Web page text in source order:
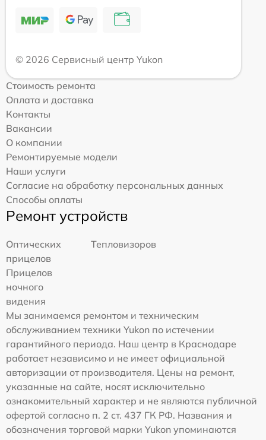
© 2026 Сервисный центр Yukon
Стоимость ремонта
Оплата и доставка
Контакты
Вакансии
О компании
Ремонтируемые модели
Наши услуги
Согласие на обработку персональных данных
Способы оплаты
Ремонт устройств
Оптических
прицелов
Тепловизоров
Прицелов
ночного
видения
Мы занимаемся ремонтом и техническим
обслуживанием техники Yukon по истечении
гарантийного периода. Наш центр в Краснодаре
работает независимо и не имеет официальной
авторизации от производителя. Цены на ремонт,
указанные на сайте, носят исключительно
ознакомительный характер и не являются публичной
офертой согласно п. 2 ст. 437 ГК РФ. Названия и
обозначения торговой марки Yukon упоминаются